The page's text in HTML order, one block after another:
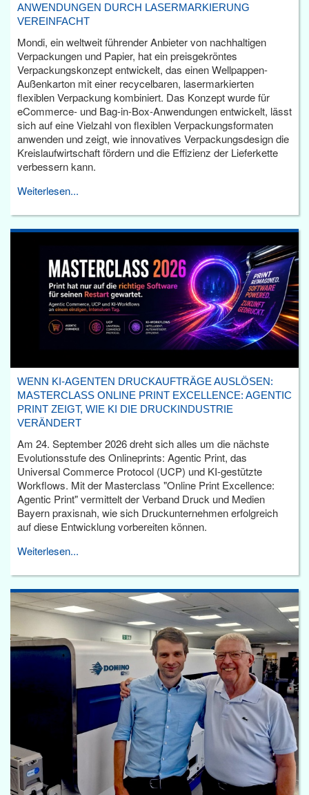
ANWENDUNGEN DURCH LASERMARKIERUNG
VEREINFACHT
Mondi, ein weltweit führender Anbieter von nachhaltigen
Verpackungen und Papier, hat ein preisgekröntes
Verpackungskonzept entwickelt, das einen Wellpappen-
Außenkarton mit einer recycelbaren, lasermarkierten
flexiblen Verpackung kombiniert. Das Konzept wurde für
eCommerce- und Bag-in-Box-Anwendungen entwickelt, lässt
sich auf eine Vielzahl von flexiblen Verpackungsformaten
anwenden und zeigt, wie innovatives Verpackungsdesign die
Kreislaufwirtschaft fördern und die Effizienz der Lieferkette
verbessern kann.
Weiterlesen...
WENN KI-AGENTEN DRUCKAUFTRÄGE AUSLÖSEN:
MASTERCLASS ONLINE PRINT EXCELLENCE: AGENTIC
PRINT ZEIGT, WIE KI DIE DRUCKINDUSTRIE
VERÄNDERT
Am 24. September 2026 dreht sich alles um die nächste
Evolutionsstufe des Onlineprints: Agentic Print, das
Universal Commerce Protocol (UCP) und KI-gestützte
Workflows. Mit der Masterclass "Online Print Excellence:
Agentic Print" vermittelt der Verband Druck und Medien
Bayern praxisnah, wie sich Druckunternehmen erfolgreich
auf diese Entwicklung vorbereiten können.
Weiterlesen...